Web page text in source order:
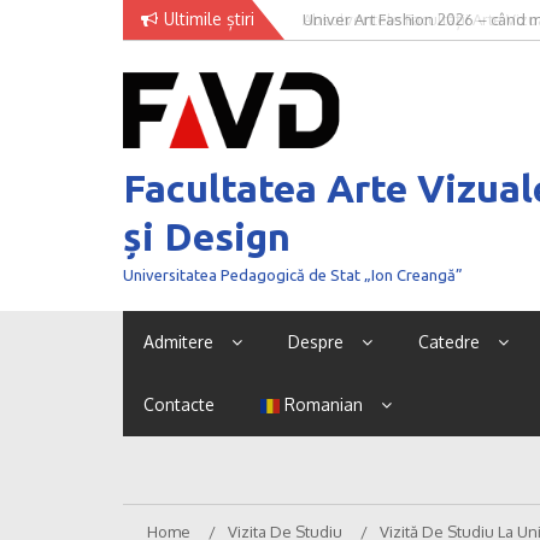
Ultimile știri
Univer Art Fashion 2026 – când
curaj de a fi văzut
Facultatea Arte
și Design
Universitatea Pedagogică de Stat „Ion Creangă”
Admitere Despre Catedre
Contacte Romanian
Home Vizita De Studiu Vizită De Studiu La